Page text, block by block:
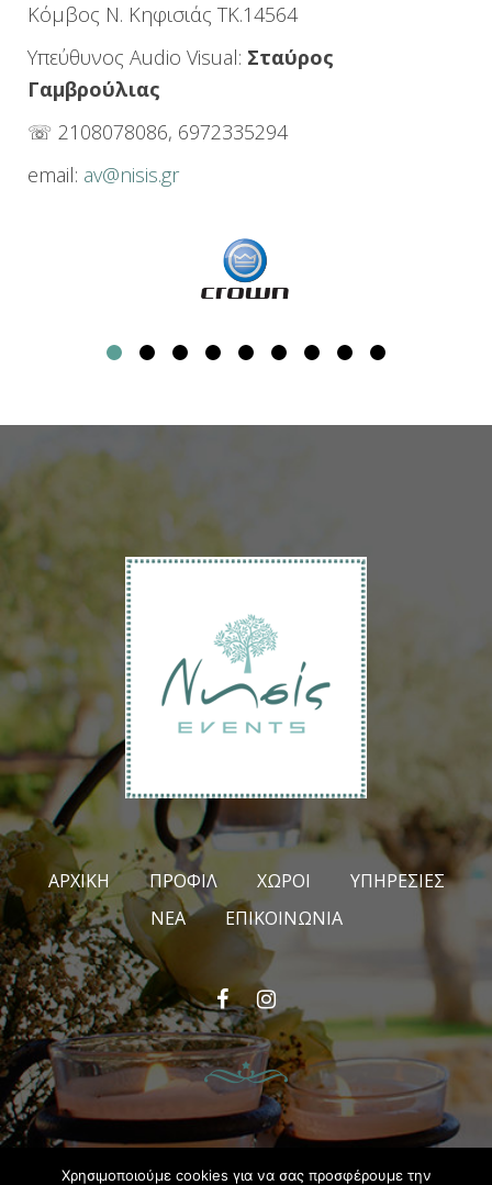
Κόμβος Ν. Κηφισιάς ΤΚ.14564
Υπεύθυνος Audio Visual: Σταύρος
Γαμβρούλιας
☏ 2108078086, 6972335294
email: av@nisis.gr
ΑΡΧΙΚΉ ΠΡΟΦΊΛ ΧΏΡΟΙ
ΥΠΗΡΕΣΊΕΣ
ΝΈΑ
ΕΠΙΚΟΙΝΩΝΊΑ
FacebookInstagram
Χρησιμοποιούμε cookies για να σας προσφέρουμε την